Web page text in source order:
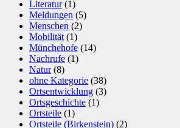
Literatur(1)
Meldungen (5)
Menschen (2)
Mobilität (1)
Münchehofe (14)
Nachrufe (1)
Natur(8)
ohne Kategorie (38)
Ortsentwicklung (3)
Ortsgeschichte (1)
Ortsteile (1)
Ortsteile (Birkenstein) (2)